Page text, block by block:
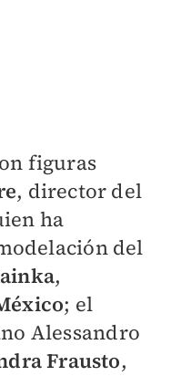
figuras
, director del
ha
del
,
; el
Alessandro
Frausto,